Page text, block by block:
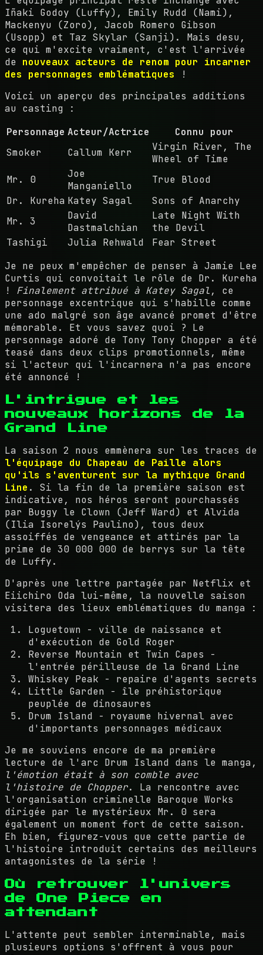
Iñaki Godoy (Luffy), Emily Rudd (Nami),
Mackenyu (Zoro), Jacob Romero Gibson
(Usopp) et Taz Skylar (Sanji). Mais desu,
ce qui m'excite vraiment, c'est l'arrivée
de nouveaux acteurs de renom pour incarner
des personnages emblématiques !
Voici un aperçu des principales additions
au casting :
Personnage Acteur/Actrice
Connu pour
Smoker
Callum Kerr
Virgin River, The
Wheel of Time
Mr. 0
Joe
Manganiello
True Blood
Dr. Kureha Katey Sagal
Sons of Anarchy
Mr. 3
David
Dastmalchian
Late Night With
the Devil
Tashigi
Julia Rehwald
Fear Street
Je ne peux m'empêcher de penser à Jamie Lee
Curtis qui convoitait le rôle de Dr. Kureha
! Finalement attribué à Katey Sagal, ce
personnage excentrique qui s'habille comme
une ado malgré son âge avancé promet d'être
mémorable. Et vous savez quoi ? Le
personnage adoré de Tony Tony Chopper a été
teasé dans deux clips promotionnels, même
si l'acteur qui l'incarnera n'a pas encore
été annoncé !
L'intrigue et les
nouveaux horizons de la
Grand Line
La saison 2 nous emmènera sur les traces de
l'équipage du Chapeau de Paille alors
qu'ils s'aventurent sur la mythique Grand
Line . Si la fin de la première saison est
indicative, nos héros seront pourchassés
par Buggy le Clown (Jeff Ward) et Alvida
(Ilia Isorelýs Paulino), tous deux
assoiffés de vengeance et attirés par la
prime de 30 000 000 de berrys sur la tête
de Luffy.
D'après une lettre partagée par Netflix et
Eiichiro Oda lui-même, la nouvelle saison
visitera des lieux emblématiques du manga :
Loguetown - ville de naissance et
d'exécution de Gold Roger
Reverse Mountain et Twin Capes -
l'entrée périlleuse de la Grand Line
Whiskey Peak - repaire d'agents secrets
Little Garden - île préhistorique
peuplée de dinosaures
Drum Island - royaume hivernal avec
d'importants personnages médicaux
Je me souviens encore de ma première
lecture de l'arc Drum Island dans le manga,
l'émotion était à son comble avec
l'histoire de Chopper. La rencontre avec
l'organisation criminelle Baroque Works
dirigée par le mystérieux Mr. 0 sera
également un moment fort de cette saison.
Eh bien, figurez-vous que cette partie de
l'histoire introduit certains des meilleurs
antagonistes de la série !
Où retrouver l'univers
de One Piece en
attendant
L'attente peut sembler interminable, mais
plusieurs options s'offrent à vous pour